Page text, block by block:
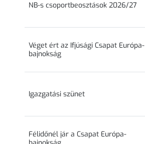
NB-s csoportbeosztások 2026/27
Véget ért az Ifjúsági Csapat Európa-
bajnokság
Igazgatási szünet
Félidőnél jár a Csapat Európa-